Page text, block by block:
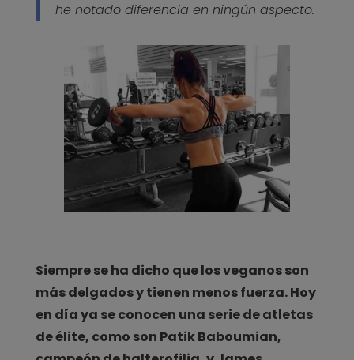
he notado diferencia en ningún aspecto.
Siempre se ha dicho que los veganos son
más delgados y tienen menos fuerza. Hoy
en día ya se conocen una serie de atletas
de élite, como son Patik Baboumian,